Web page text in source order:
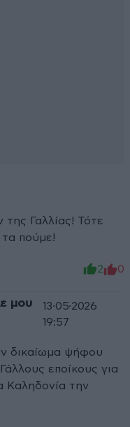
Γαλλίας! Τότε
τα πούμε!
2 0
μου
13·05·2026
19:57
δικαίωμα ψήφου
εποίκους για
Καληδονία την